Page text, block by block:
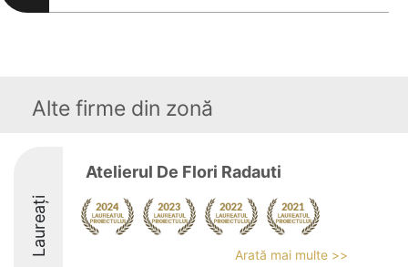
Alte firme din zonă
Laureați
Atelierul De Flori Radauti
Arată mai multe >>